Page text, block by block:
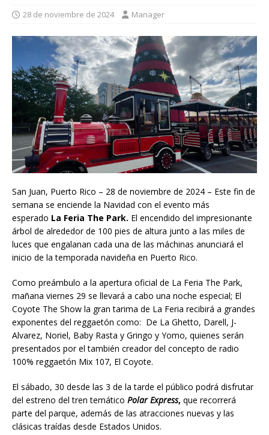
28 de noviembre de 2024 Manager
San Juan, Puerto Rico – 28 de noviembre de 2024 – Este fin de
semana se enciende la Navidad con el evento más
esperado La Feria The Park. El encendido del impresionante
árbol de alrededor de 100 pies de altura junto a las miles de
luces que engalanan cada una de las máchinas anunciará el
inicio de la temporada navideña en Puerto Rico.
Como preámbulo a la apertura oficial de La Feria The Park,
mañana viernes 29 se llevará a cabo una noche especial; El
Coyote The Show la gran tarima de La Feria recibirá a grandes
exponentes del reggaetón como: De La Ghetto, Darell, J-
Alvarez, Noriel, Baby Rasta y Gringo y Yomo, quienes serán
presentados por el también creador del concepto de radio
100% reggaetón Mix 107, El Coyote.
El sábado, 30 desde las 3 de la tarde el público podrá disfrutar
del estreno del tren temático Polar Express, que recorrerá
parte del parque, además de las atracciones nuevas y las
clásicas traídas desde Estados Unidos.